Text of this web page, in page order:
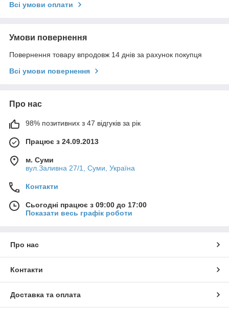
Всі умови оплати
Умови повернення
Повернення товару впродовж 14 днів за рахунок покупця
Всі умови повернення
Про нас
98% позитивних з 47 відгуків за рік
Працює з 24.09.2013
м. Суми
вул.Заливна 27/1, Суми, Україна
Контакти
Сьогодні працює з 09:00 до 17:00
Показати весь графік роботи
Про нас
Контакти
Доставка та оплата